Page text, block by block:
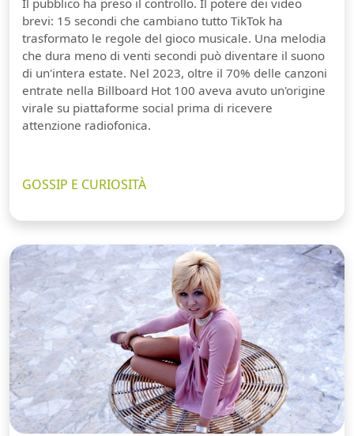
Il pubblico ha preso il controllo. Il potere dei video
brevi: 15 secondi che cambiano tutto TikTok ha
trasformato le regole del gioco musicale. Una melodia
che dura meno di venti secondi può diventare il suono
di un'intera estate. Nel 2023, oltre il 70% delle canzoni
entrate nella Billboard Hot 100 aveva avuto un'origine
virale su piattaforme social prima di ricevere
attenzione radiofonica.
GOSSIP E CURIOSITÀ